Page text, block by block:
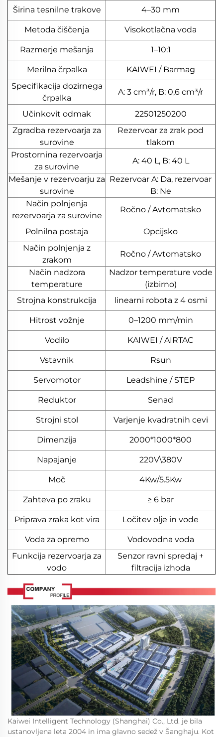
Širina tesnilne trakove 4–30 mm
Metoda čiščenja Visokotlačna voda
Razmerje mešanja 1–10:1
Merilna črpalka
KAIWEI / Barmag
Specifikacija dozirnega
črpalka
A: 3 cm³/r, B: 0,6 cm³/r
Učinkovit odmak
22501250200
Zgradba rezervoarja za
surovine
Rezervoar za zrak pod
tlakom
Prostornina rezervoarja
za surovine
A: 40 L, B: 40 L
Mešanje v rezervoarju za
surovine
Rezervoar A: Da, rezervoar
B: Ne
Način polnjenja
rezervoarja za surovine
Ročno / Avtomatsko
Polnilna postaja
Opcijsko
Način polnjenja z
zrakom
Ročno / Avtomatsko
Način nadzora
temperature
Nadzor temperature vode
(izbirno)
Strojna konstrukcija
linearni robota z 4 osmi
Hitrost vožnje 0–1200 mm/min
Vodilo KAIWEI / AIRTAC
Vstavnik Rsun
Servomotor Leadshine / STEP
Reduktor Senad
Strojni stol Varjenje kvadratnih cevi
Dimenzija 2000*1000*800
Napajanje 220V\380V
Moč 4Kw/5.5Kw
Zahteva po zraku ≥ 6 bar
Priprava zraka kot vira Ločitev olje in vode
Voda za opremo
Vodovodna voda
Funkcija rezervoarja za
vodo
Senzor ravni spredaj +
filtracija izhoda
Kaiwei Intelligent Technology (Shanghai) Co., Ltd. je bila
ustanovljena leta 2004 in ima glavno sedež v Šanghaju. Kot